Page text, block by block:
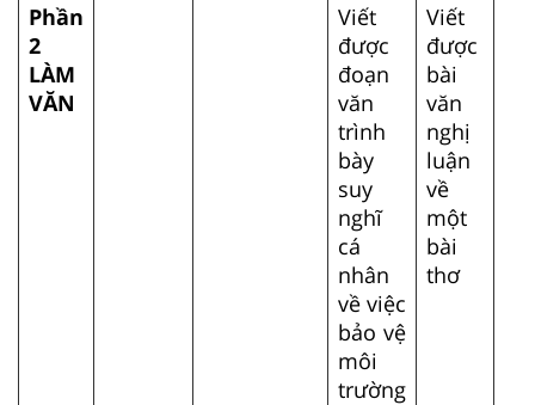
Phần
2
LÀM
VĂN
Viết
được
đoạn
văn
trình
bày
suy
nghĩ
cá
nhân
về việc
bảo vệ
môi
trường
Viết
được
bài
văn
nghị
luận
về
một
bài
thơ